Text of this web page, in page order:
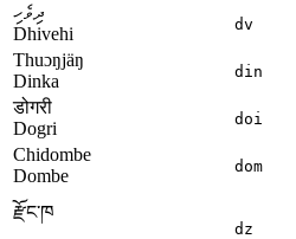
ދިވެހި
Dhivehi
dv
Thuɔŋjäŋ
Dinka
din
डोगरी
Dogri
doi
Chidombe
Dombe
dom
རྫོང་ཁ
dz